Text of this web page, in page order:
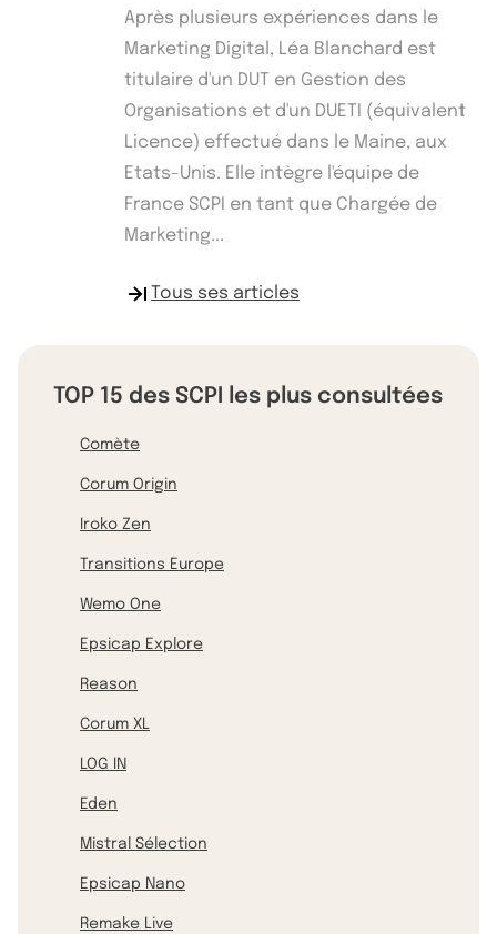
Après plusieurs expériences dans le
Marketing Digital, Léa Blanchard est
titulaire d'un DUT en Gestion des
Organisations et d'un DUETI (équivalent
Licence) effectué dans le Maine, aux
Etats-Unis. Elle intègre l'équipe de
France SCPI en tant que Chargée de
Marketing...
Tous ses articles
TOP 15 des SCPI les plus consultées
Comète
Corum Origin
Iroko Zen
Transitions Europe
Wemo One
Epsicap Explore
Reason
Corum XL
LOG IN
Eden
Mistral Sélection
Epsicap Nano
Remake Live